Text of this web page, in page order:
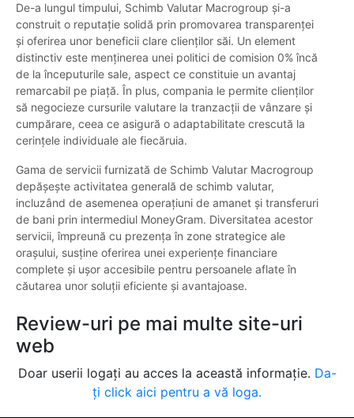
De-a lungul timpului, Schimb Valutar Macrogroup și-a
construit o reputație solidă prin promovarea transparenței
și oferirea unor beneficii clare clienților săi. Un element
distinctiv este menținerea unei politici de comision 0% încă
de la începuturile sale, aspect ce constituie un avantaj
remarcabil pe piață. În plus, compania le permite clienților
să negocieze cursurile valutare la tranzacții de vânzare și
cumpărare, ceea ce asigură o adaptabilitate crescută la
cerințele individuale ale fiecăruia.
Gama de servicii furnizată de Schimb Valutar Macrogroup
depășește activitatea generală de schimb valutar,
incluzând de asemenea operațiuni de amanet și transferuri
de bani prin intermediul MoneyGram. Diversitatea acestor
servicii, împreună cu prezența în zone strategice ale
orașului, susține oferirea unei experiențe financiare
complete și ușor accesibile pentru persoanele aflate în
căutarea unor soluții eficiente și avantajoase.
Review-uri pe mai multe site-uri
web
Doar userii logați au acces la această informație. Da-
ți click aici pentru a vă loga.